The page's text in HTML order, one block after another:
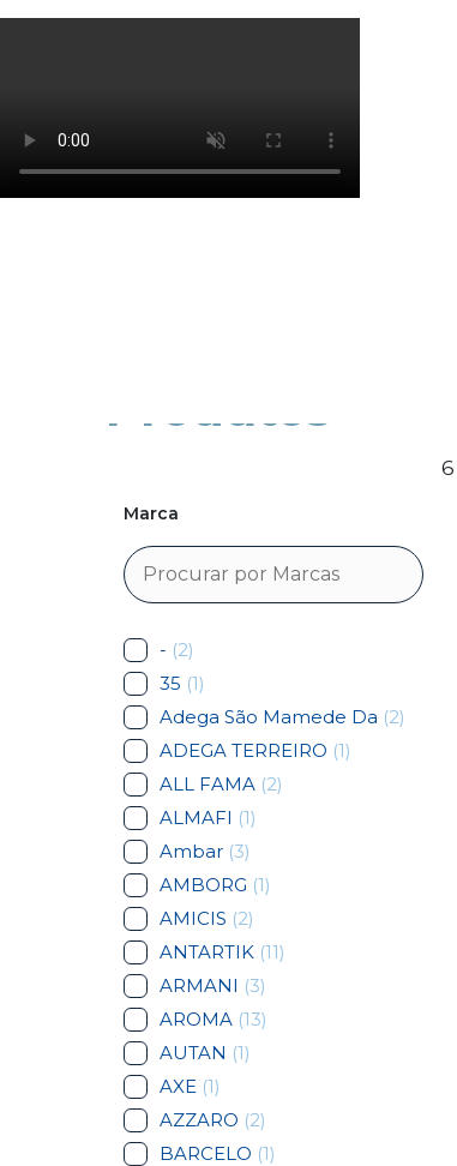
Os cookies de marketing são usados
Produtos
Marca
- (2)
35 (1)
Adega São Mamede Da (2)
ADEGA TERREIRO (1)
ALL FAMA (2)
ALMAFI (1)
Ambar (3)
AMBORG (1)
AMICIS (2)
ANTARTIK (11)
ARMANI (3)
AROMA (13)
AUTAN (1)
AXE (1)
AZZARO (2)
BARCELO (1)